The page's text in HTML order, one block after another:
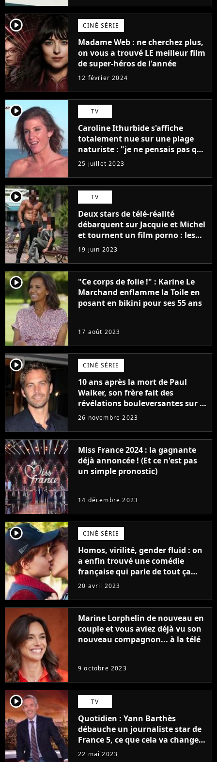
player2 CINÉ SÉRIE
Madame Web : ne cherchez plus,
on vous a trouvé LE meilleur film
de super-héros de l'année
12 février 2024
player2 TV
Caroline Ithurbide s'affiche
totalement nue sur une plage
naturiste : "je ne pensais pas que
j'arriverais à le faire..."
25 juillet 2023
player2 TV
Deux stars de télé-réalité
débarquent sur Jacquie et Michel
et tournent un film porno : les
premières images du tournage
(exclu)
19 juin 2023
player2
"Ce corps de folie !" : Karine Le
Marchand enflamme la Toile en
posant en bikini pour ses 55 ans
17 août 2023
player2 CINÉ SÉRIE
10 ans après la mort de Paul
Walker, son frère fait des
révélations bouleversantes sur la
réaction des acteurs de Fast and
26 novembre 2023
Miss France 2024 : la gagnante
déjà annoncée ! (Et ce n'est pas
un simple pronostic)
14 décembre 2023
player2 CINÉ SÉRIE
Homos, virilité, gender fluid : on
a enfin trouvé une comédie
française qui parle de tout ça
sans être super ringarde
20 avril 2023
Marine Lorphelin de nouveau en
couple et vous aviez déjà vu son
nouveau compagnon... à la télé
9 octobre 2023
player2 TV
Quotidien : Yann Barthès
débauche un journaliste star de
France 5, ce que cela va changer
à la rentrée
22 mai 2023